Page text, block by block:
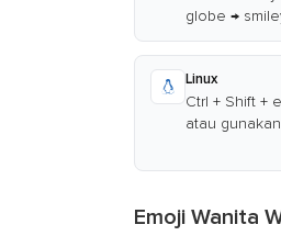
globe →
Linux
Ctrl + Shift +
atau
Emoji Wanita